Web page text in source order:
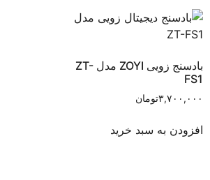
بادسنج زویی ZOYI مدل ZT-
FS1
۳,۷۰۰,۰۰۰تومان
افزودن به سبد خرید